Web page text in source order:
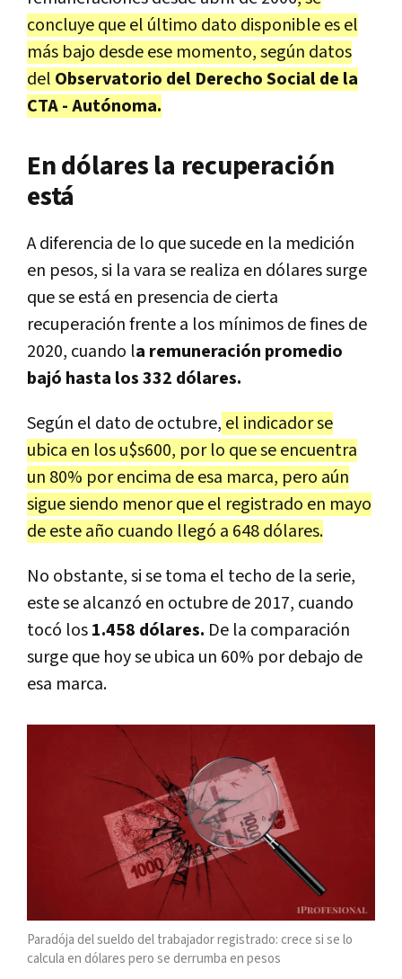
concluye que el último dato disponible es el
más bajo desde ese momento, según datos
del Observatorio del Derecho Social de la
CTA - Autónoma.
En dólares la recuperación
está
A diferencia de lo que sucede en la medición
en pesos, si la vara se realiza en dólares surge
que se está en presencia de cierta
recuperación frente a los mínimos de fines de
2020, cuando la remuneración promedio
bajó hasta los 332 dólares.
Según el dato de octubre, el indicador se
ubica en los u$s600, por lo que se encuentra
un 80% por encima de esa marca, pero aún
sigue siendo menor que el registrado en mayo
de este año cuando llegó a 648 dólares.
No obstante, si se toma el techo de la serie,
este se alcanzó en octubre de 2017, cuando
tocó los1.458 dólares. De la comparación
surge que hoy se ubica un 60% por debajo de
esa marca.
Paradója del sueldo del trabajador registrado: crece si se lo
calcula en dólares pero se derrumba en pesos